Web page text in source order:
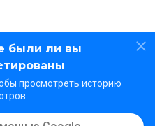
были ли вы
просмотреть историю